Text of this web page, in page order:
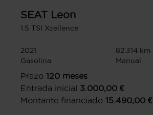
SEAT Leon
1.5 TSI Xcellence
2021
82.314 km
Gasolina
Manual
Prazo 120 meses
Entrada inicial
3.000,00 €
Montante financiado 15.490,00 €